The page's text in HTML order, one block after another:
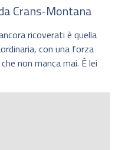
Crans-Montana
ricoverati è quella
con una forza
non manca mai. È lei